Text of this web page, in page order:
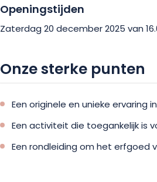
Openingstijden
Zaterdag 20 december 2025 van
Onze sterke punten
Een originele en unieke ervaring
Een activiteit die toegankelijk is
Een rondleiding om het erfgoed